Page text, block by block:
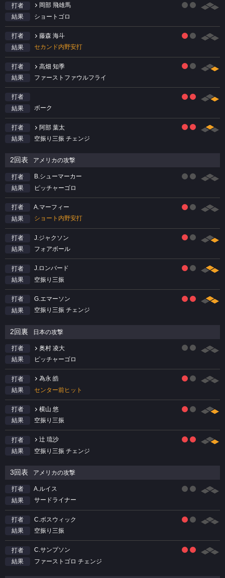
打者
岡部 飛雄馬
結果
ショートゴロ
打者
藤森 海斗
結果
セカンド内野安打
打者
高畑 知季
結果
ファーストファウルフライ
打者
結果
ボーク
打者
阿部 葉太
結果
空振り三振 チェンジ
2回表 アメリカの攻撃
打者
B.シューマーカー
結果
ピッチャーゴロ
打者
A.マーフィー
結果
ショート内野安打
打者
J.ジャクソン
結果
フォアボール
打者
J.ロンバード
結果
空振り三振
打者
G.エマーソン
結果
空振り三振 チェンジ
2回裏 日本の攻撃
打者
奥村 凌大
結果
ピッチャーゴロ
打者
為永 皓
結果
センター前ヒット
打者
横山 悠
結果
空振り三振
打者
辻 琉沙
結果
空振り三振 チェンジ
3回表 アメリカの攻撃
打者
A.ルイス
結果
サードライナー
打者
C.ボスウィック
結果
空振り三振
打者
C.サンプソン
結果
ファーストゴロ チェンジ